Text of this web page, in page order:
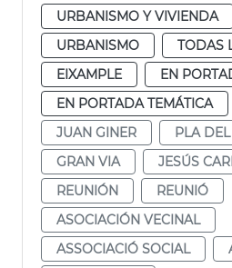
URBANISMO Y VIVIENDA
URBANISMO
TODAS
EIXAMPLE
EN
EN PORTADA TEMÁTICA
JUAN GINER
PLA
GRAN VIA
JESÚS
REUNIÓN
REUNIÓ
ASOCIACIÓN VECINAL
ASSOCIACIÓ SOCIAL